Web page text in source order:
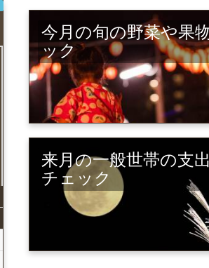
今月の旬の野菜や果
ック
来月の一般世帯の支
チェック